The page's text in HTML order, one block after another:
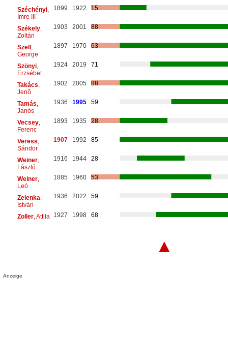
Széchényi,
Imre III
1899 1922 15
Székely,
Zoltán
1903 2001 88
Szell,
George
1897 1970 63
Szönyi,
Erzsébet
1924 2019 71
Takács
Jenő
1902 2005 88
Tamás
Janós
1936 1995 59
Vecsey,
Ferenc
1893 1935 28
Veress
Sándor
1907 1992 85
Weiner,
László
1916 1944 28
Weiner,
Leó
1885 1960 53
Zelenka
István
1936 2022 59
Zoller, Attila 1927 1998 68
▲
Anzeige